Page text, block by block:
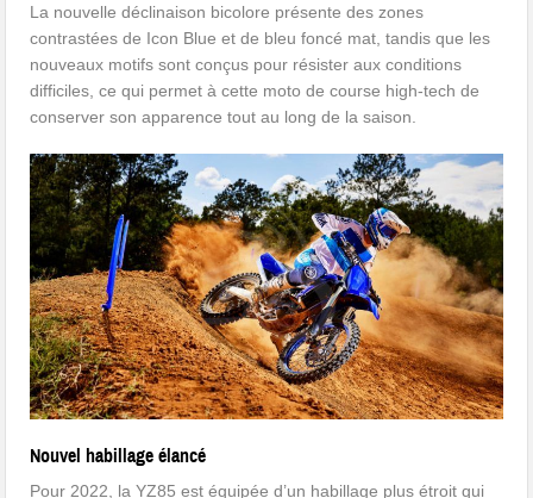
La nouvelle déclinaison bicolore présente des zones
contrastées de Icon Blue et de bleu foncé mat, tandis que les
nouveaux motifs sont conçus pour résister aux conditions
difficiles, ce qui permet à cette moto de course high-tech de
conserver son apparence tout au long de la saison.
Nouvel habillage élancé
Pour 2022, la YZ85 est équipée d’un habillage plus étroit qui